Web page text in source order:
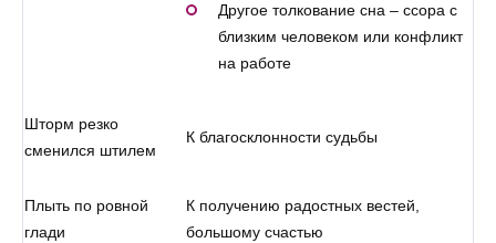
Другое толкование сна – ссора с
близким человеком или конфликт
на работе
Шторм резко
сменился штилем
К благосклонности судьбы
Плыть по ровной
глади
К получению радостных вестей,
большому счастью